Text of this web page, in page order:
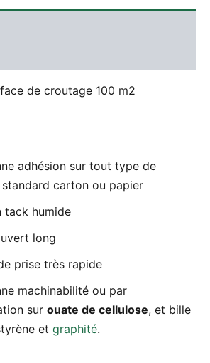
de croutage 100 m2
adhésion sur tout type de
carton ou papier
tack humide
long
prise très rapide
machinabilité ou par
sur ouate de cellulose, et bille
et graphité.